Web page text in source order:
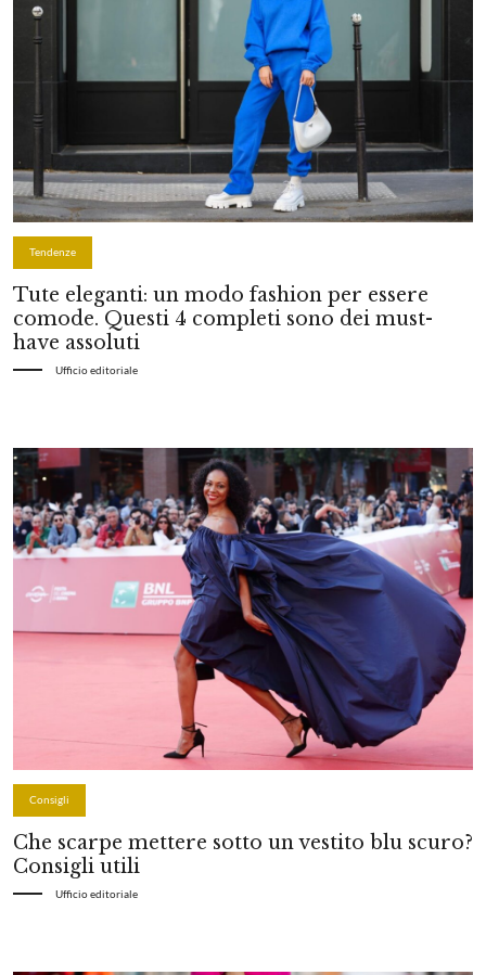
Tendenze
Tute eleganti: un modo fashion per essere
comode. Questi 4 completi sono dei must-
have assoluti
Ufficio editoriale
Consigli
Che scarpe mettere sotto un vestito blu scuro?
Consigli utili
Ufficio editoriale